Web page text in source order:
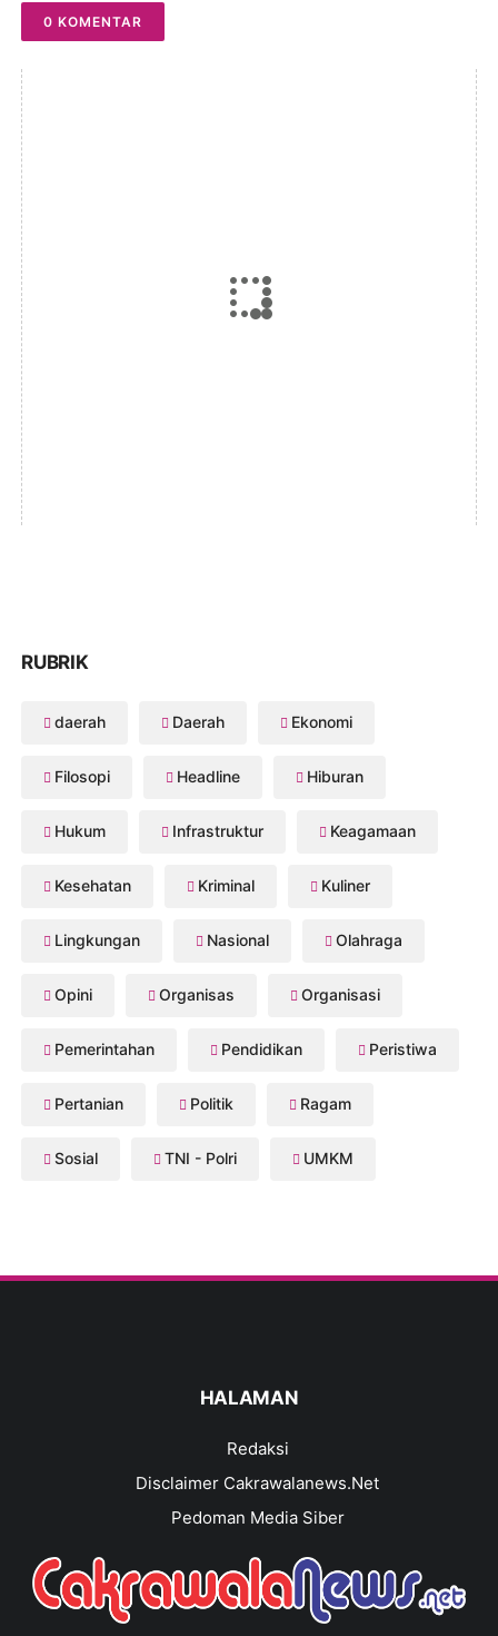
0 KOMENTAR
RUBRIK
daerah Daerah Ekonomi
Filosopi Headline Hiburan
Hukum Infrastruktur Keagamaan
Kesehatan Kriminal Kuliner
Lingkungan Nasional Olahraga
Opini Organisas Organisasi
Pemerintahan Pendidikan Peristiwa
Pertanian Politik Ragam
Sosial TNI - Polri UMKM
HALAMAN
Redaksi
Disclaimer Cakrawalanews.Net
Pedoman Media Siber